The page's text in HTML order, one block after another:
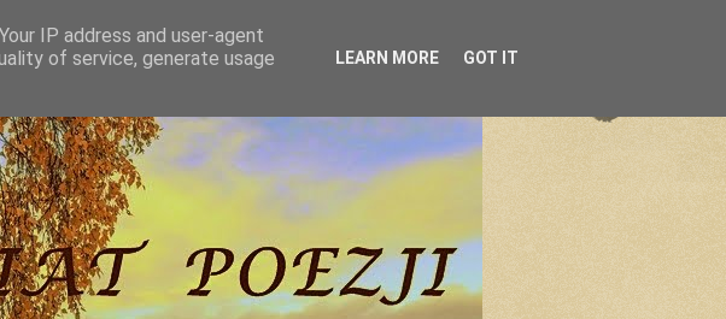
IP address and user-agent
of service, generate usage
LEARN MORE GOT IT